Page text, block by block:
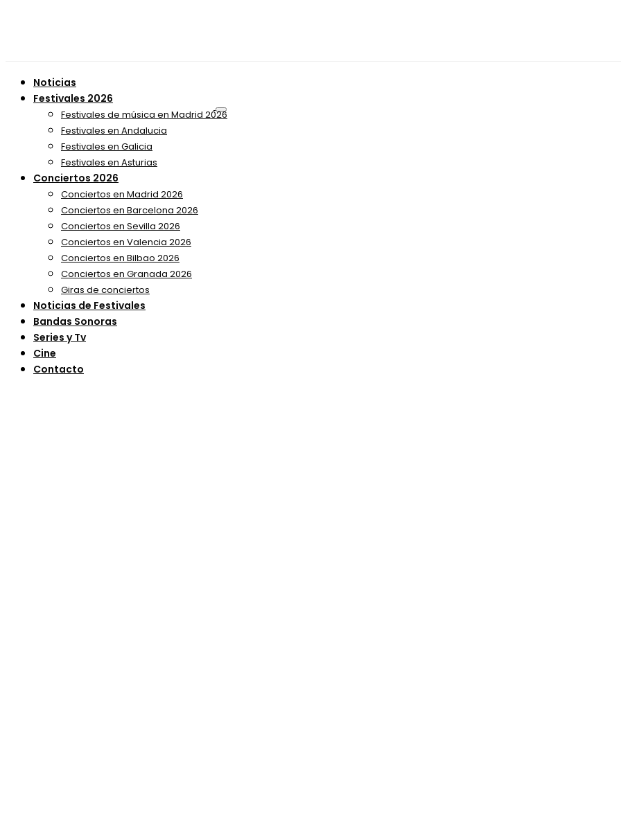
Noticias
Festivales 2026
Festivales de música en Madrid 2026
Festivales en Andalucia
Festivales en Galicia
Festivales en Asturias
Conciertos 2026
Conciertos en Madrid 2026
Conciertos en Barcelona 2026
Conciertos en Sevilla 2026
Conciertos en Valencia 2026
Conciertos en Bilbao 2026
Conciertos en Granada 2026
Giras de conciertos
Noticias de Festivales
Bandas Sonoras
Series y Tv
Cine
Contacto